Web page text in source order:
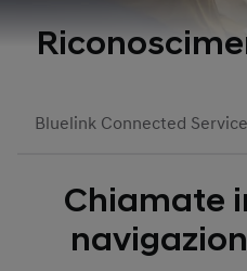
Bluelink Connected
Chiamate